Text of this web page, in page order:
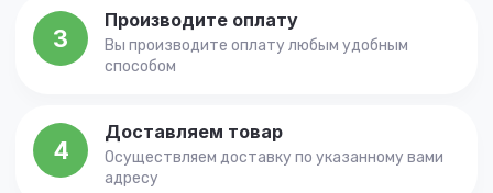
3
Производите оплату
Вы производите оплату любым удобным
способом
4
Доставляем товар
Осуществляем доставку по указанному вами
адресу